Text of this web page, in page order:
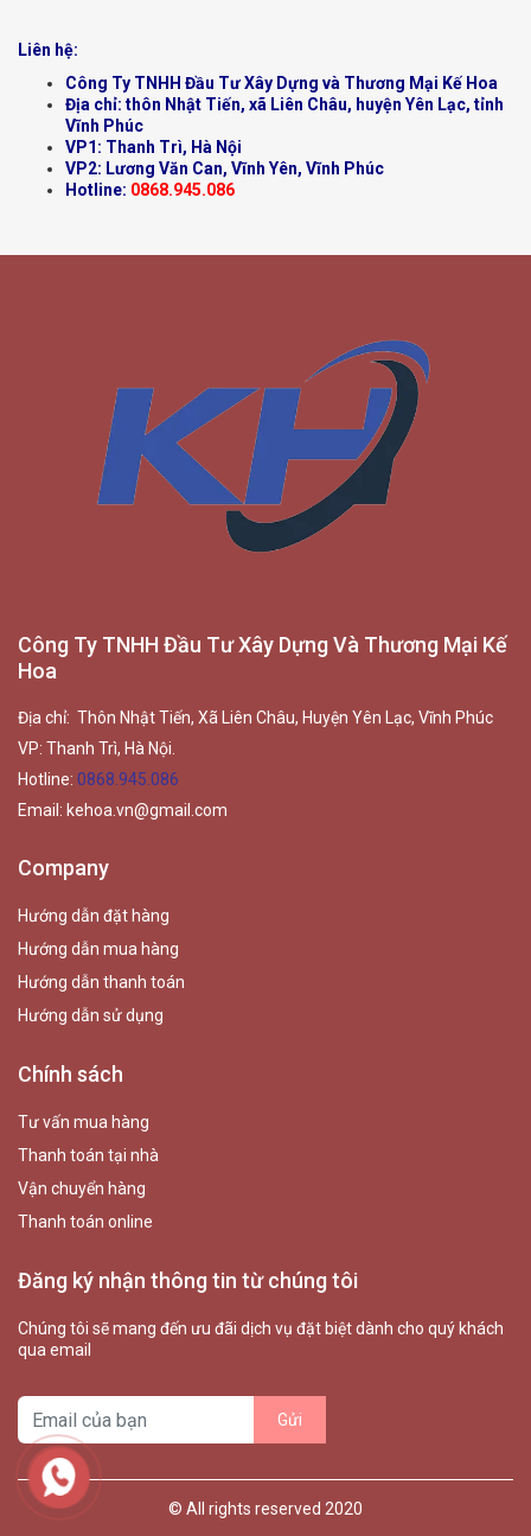
Liên hệ:
Công Ty TNHH Đầu Tư Xây Dựng và Thương Mại Kế Hoa
Địa chỉ: thôn Nhật Tiến, xã Liên Châu, huyện Yên Lạc, tỉnh
Vĩnh Phúc
VP1: Thanh Trì, Hà Nội
VP2: Lương Văn Can, Vĩnh Yên, Vĩnh Phúc
Hotline: 0868.945.086
Công Ty TNHH Đầu Tư Xây Dựng Và Thương Mại Kế
Hoa
Địa chỉ: Thôn Nhật Tiến, Xã Liên Châu, Huyện Yên Lạc, Vĩnh Phúc
VP: Thanh Trì, Hà Nội.
Hotline: 0868.945.086
Email: kehoa.vn@gmail.com
Company
Hướng dẫn đặt hàng
Hướng dẫn mua hàng
Hướng dẫn thanh toán
Hướng dẫn sử dụng
Chính sách
Tư vấn mua hàng
Thanh toán tại nhà
Vận chuyển hàng
Thanh toán online
Đăng ký nhận thông tin từ chúng tôi
Chúng tôi sẽ mang đến ưu đãi dịch vụ đặt biệt dành cho quý khách
qua email
© All rights reserved 2020